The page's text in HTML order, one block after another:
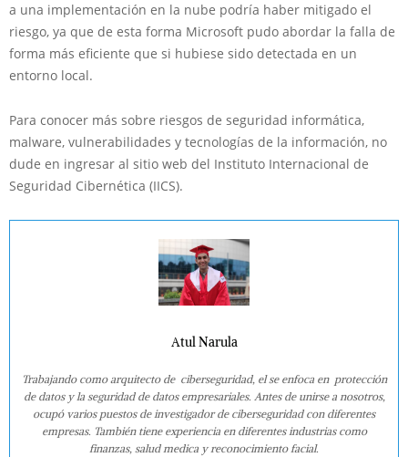
a una implementación en la nube podría haber mitigado el
riesgo, ya que de esta forma Microsoft pudo abordar la falla de
forma más eficiente que si hubiese sido detectada en un
entorno local.
Para conocer más sobre riesgos de seguridad informática,
malware, vulnerabilidades y tecnologías de la información, no
dude en ingresar al sitio web del Instituto Internacional de
Seguridad Cibernética (IICS).
Atul Narula
Trabajando como arquitecto de ciberseguridad, el se enfoca en protección
de datos y la seguridad de datos empresariales. Antes de unirse a nosotros,
ocupó varios puestos de investigador de ciberseguridad con diferentes
empresas. También tiene experiencia en diferentes industrias como
finanzas, salud medica y reconocimiento facial.